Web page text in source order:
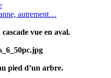
autrement…
vue en aval.
pied d’un arbre.